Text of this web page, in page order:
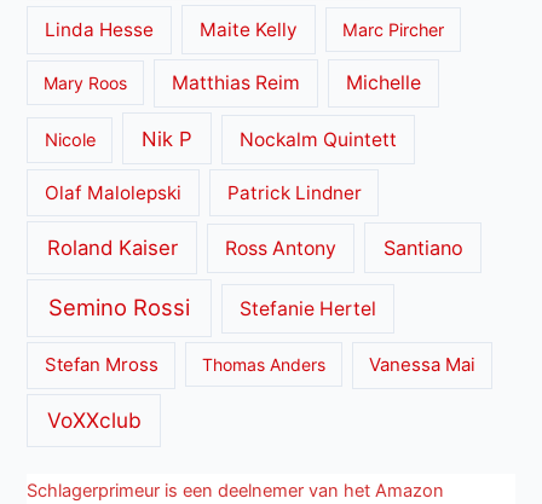
Linda Hesse Maite Kelly Marc Pircher
Mary Roos Matthias Reim Michelle
Nicole Nik P Nockalm Quintett
Olaf Malolepski Patrick Lindner
Roland Kaiser Ross Antony Santiano
Semino Rossi Stefanie Hertel
Stefan Mross Thomas Anders Vanessa Mai
VoXXclub
Schlagerprimeur is een deelnemer van het Amazon